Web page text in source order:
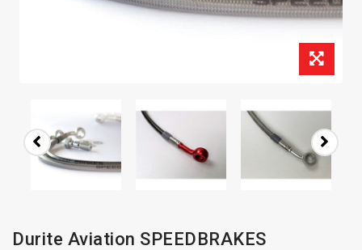
Durite Aviation SPEEDBRAKES